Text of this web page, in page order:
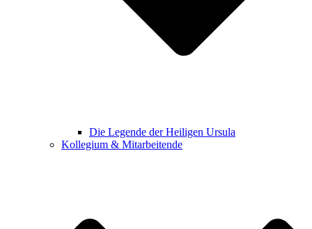
Die Legende der Heiligen Ursula
Kollegium & Mitarbeitende